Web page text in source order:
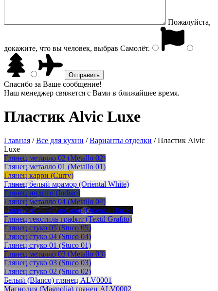
Пожалуйста,
докажите, что вы человек, выбрав Самолёт.
Спасибо за Ваше сообщение!
Наш менеджер свяжется с Вами в ближайшее время.
Пластик Alvic Luxe
Главная /Все для кухни /Варианты отделки /Пластик Alvic
Luxe
Глянец металло 02 (Metallo 02)
Глянец металло 01 (Metallo 01)
Глянец карри (Curry)
Глянец белый мрамор (Oriental White)
Глянец индиго (Indigo)
Глянец металло 04 (Metallo 04)
Глянец черный мрамор (Oriental Black)
Глянец текстиль графит (Textil Grafito)
Глянец стуко 05 (Stuco 05)
Глянец стуко 04 (Stuco 04)
Глянец стуко 01 (Stuco 01)
Глянец металло 03 (Metallo 03)
Глянец стуко 03 (Stuco 03)
Глянец стуко 02 (Stuco 02)
Белый (Blanco) глянец ALV0001
Магнолия (Magnolia) глянец ALV0002